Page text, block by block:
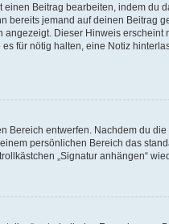
Beitrag bearbeiten, indem du
bereits jemand auf deinen Beitrag
Dieser Hinweis
für nötig halten, eine Notiz
entwerfen. Nachdem du
persönlichen Bereich das
„Signatur anhängen“